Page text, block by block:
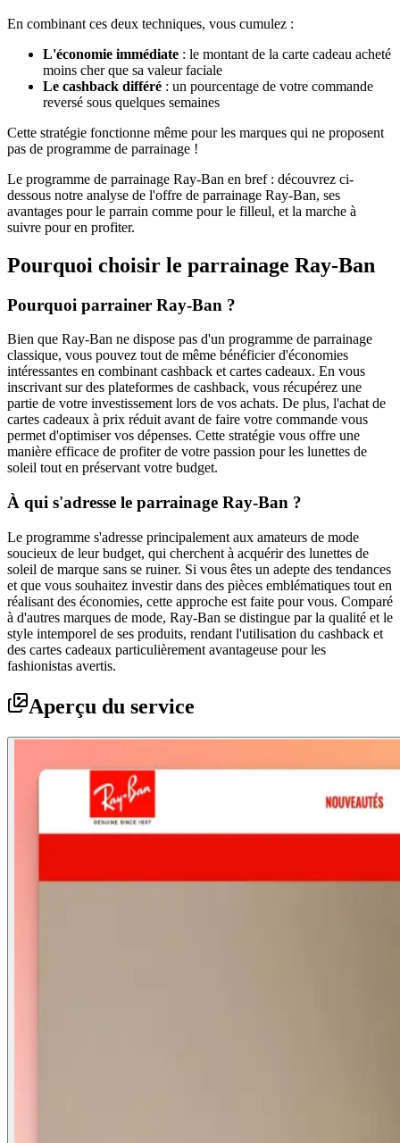
En combinant ces deux techniques, vous cumulez :
L'économie immédiate : le montant de la carte cadeau acheté
moins cher que sa valeur faciale
Le cashback différé : un pourcentage de votre commande
reversé sous quelques semaines
Cette stratégie fonctionne même pour les marques qui ne proposent
pas de programme de parrainage !
Le programme de parrainage Ray-Ban en bref : découvrez ci-
dessous notre analyse de l'offre de parrainage Ray-Ban, ses
avantages pour le parrain comme pour le filleul, et la marche à
suivre pour en profiter.
Pourquoi choisir le parrainage Ray-Ban
Pourquoi parrainer Ray-Ban ?
Bien que Ray-Ban ne dispose pas d'un programme de parrainage
classique, vous pouvez tout de même bénéficier d'économies
intéressantes en combinant cashback et cartes cadeaux. En vous
inscrivant sur des plateformes de cashback, vous récupérez une
partie de votre investissement lors de vos achats. De plus, l'achat de
cartes cadeaux à prix réduit avant de faire votre commande vous
permet d'optimiser vos dépenses. Cette stratégie vous offre une
manière efficace de profiter de votre passion pour les lunettes de
soleil tout en préservant votre budget.
À qui s'adresse le parrainage Ray-Ban ?
Le programme s'adresse principalement aux amateurs de mode
soucieux de leur budget, qui cherchent à acquérir des lunettes de
soleil de marque sans se ruiner. Si vous êtes un adepte des tendances
et que vous souhaitez investir dans des pièces emblématiques tout en
réalisant des économies, cette approche est faite pour vous. Comparé
à d'autres marques de mode, Ray-Ban se distingue par la qualité et le
style intemporel de ses produits, rendant l'utilisation du cashback et
des cartes cadeaux particulièrement avantageuse pour les
fashionistas avertis.
Aperçu du service